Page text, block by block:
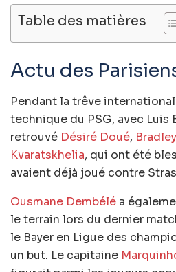
Table des matières
Actu des
Pendant la trêve
technique du PSG, avec Luis
retrouvé Désiré Doué,
Kvaratskhelia, qui ont été
avaient déjà joué contre
Ousmane Dembélé a
le terrain lors du dernier
le Bayer en Ligue des
un but. Le capitaine